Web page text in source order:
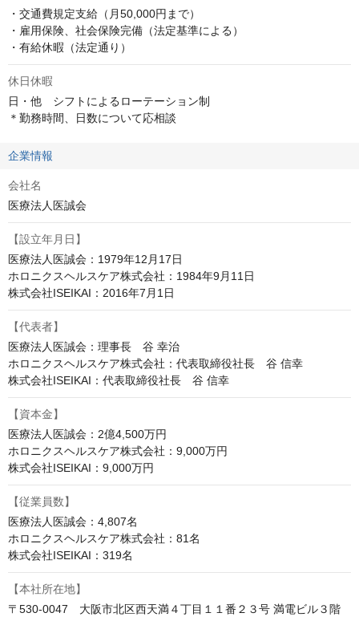
・交通費規定支給（月50,000円まで）
・雇用保険、社会保険完備（法定基準による）
・有給休暇（法定通り）
休日休暇
日・他　シフトによるローテーション制
＊勤務時間、日数について応相談
企業情報
会社名
医療法人医誠会
【設立年月日】
医療法人医誠会：1979年12月17日
ホロニクスヘルスケア株式会社：1984年9月11日
株式会社ISEIKAI：2016年7月1日
【代表者】
医療法人医誠会：理事長　谷 幸治
ホロニクスヘルスケア株式会社：代表取締役社長　谷 信幸
株式会社ISEIKAI：代表取締役社長　谷 信幸
【資本金】
医療法人医誠会：2億4,500万円
ホロニクスヘルスケア株式会社：9,000万円
株式会社ISEIKAI：9,000万円
【従業員数】
医療法人医誠会：4,807名
ホロニクスヘルスケア株式会社：81名
株式会社ISEIKAI：319名
【本社所在地】
〒530-0047　大阪市北区西天満４丁目１１番２３号 満電ビル３階